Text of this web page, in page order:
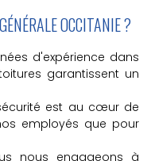
OCCITANIE ?
d'expérience dans
garantissent un
est au cœur de
employés que pour
nous engageons à